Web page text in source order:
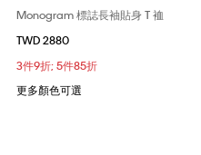
選擇您的尺碼
Monogram 標誌長袖貼身 T 裇
TWD 2880
3件9折; 5件85折
更多顏色可選